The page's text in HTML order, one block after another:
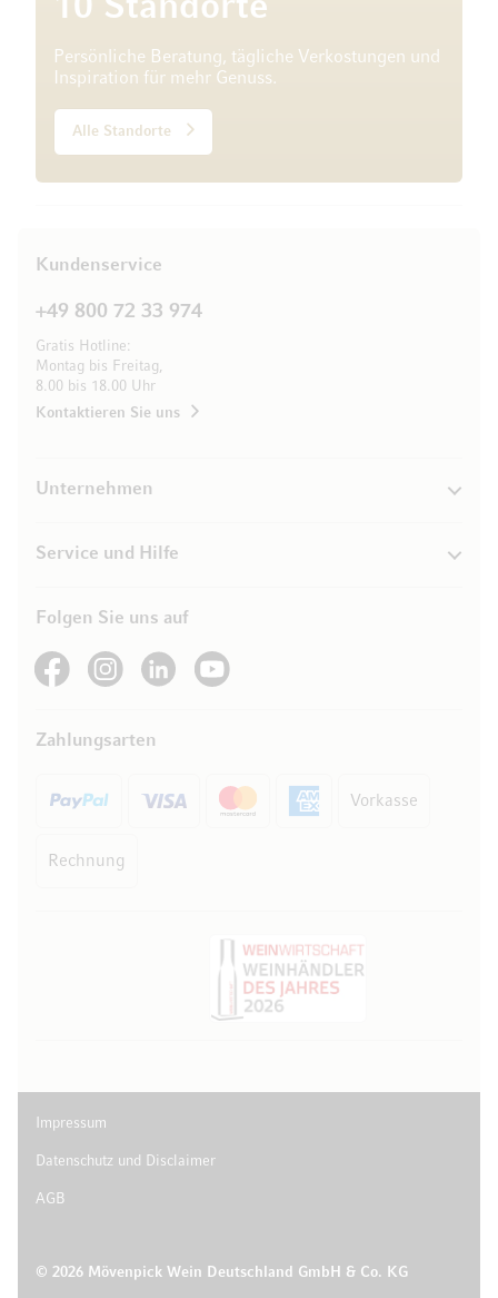
10 Standorte
Persönliche Beratung, tägliche Verkostungen und
Inspiration für mehr Genuss.
Alle Standorte
Kundenservice
+49 800 72 33 974
Gratis Hotline:
Montag bis Freitag,
8.00 bis 18.00 Uhr
Kontaktieren Sie uns
Unternehmen
Service und Hilfe
Folgen Sie uns auf
See our FacebookSee our Instagram account
See our LinkedInSee our YouTube channel
Zahlungsarten
Vorkasse
Rechnung
© 2026 Mövenpick Wein Deutschland GmbH & Co. KG
Impressum
Datenschutz und Disclaimer
AGB